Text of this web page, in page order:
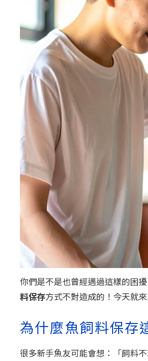
你們是不是也曾經遇過這樣的困擾
料保存方式不對造成的！今天就
為什麼魚飼料保存
很多新手魚友可能會想：「飼料